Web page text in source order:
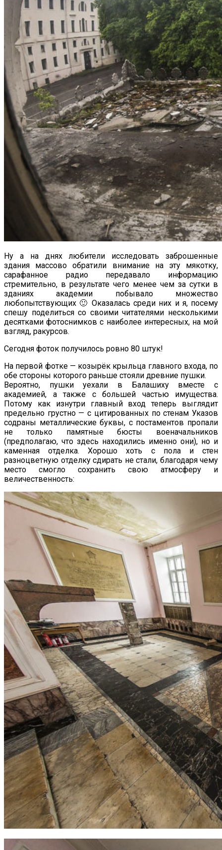
Ну а на днях любители исследовать заброшенные
здания массово обратили внимание на эту мякотку,
сарафанное радио передавало информацию
стремительно, в результате чего менее чем за сутки в
зданиях академии побывало множество
любопытствующих 🙂 Оказалась среди них и я, посему
спешу поделиться со своими читателями несколькими
десятками фотоснимков с наиболее интересных, на мой
взгляд, ракурсов.
Сегодня фоток получилось ровно 80 штук!
На первой фотке — козырёк крыльца главного входа, по
обе стороны которого раньше стояли древние пушки.
Вероятно, пушки уехали в Балашиху вместе с
академией, а также с большей частью имущества.
Потому как изнутри главный вход теперь выглядит
предельно грустно — с цитированных по стенам Указов
содраны металлические буквы, с постаментов пропали
не только памятные бюсты военачальников
(предполагаю, что здесь находились именно они), но и
каменная отделка. Хорошо хоть с пола и стен
разноцветную отделку сдирать не стали, благодаря чему
место смогло сохранить свою атмосферу и
величественность: